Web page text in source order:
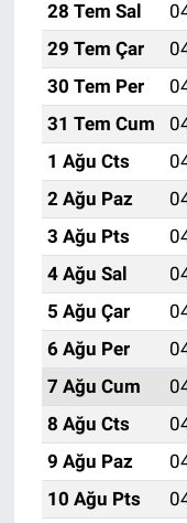
28 Tem Sal
29 Tem Çar
30 Tem Per
31 Tem Cum
1 Ağu Cts
2 Ağu Paz
3 Ağu Pts
4 Ağu Sal
5 Ağu Çar
6 Ağu Per
7 Ağu Cum
8 Ağu Cts
9 Ağu Paz
10 Ağu Pts